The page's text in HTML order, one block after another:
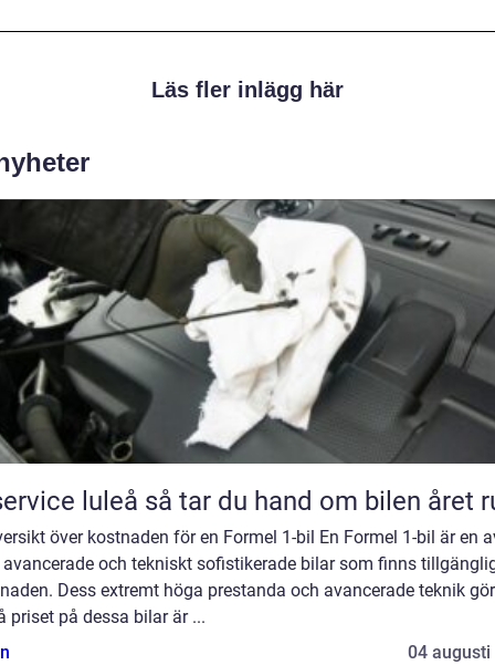
Läs fler inlägg här
Bilservice luleå så tar du hand om bilen
över kostnaden för en Formel 1-bil En Formel 1-bil är en
och tekniskt sofistikerade bilar som finns
Dess extremt höga prestanda och avancerade teknik
priset på dessa bilar är ...
04 augusti